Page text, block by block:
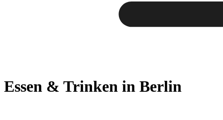
Essen & Trinken in Berlin